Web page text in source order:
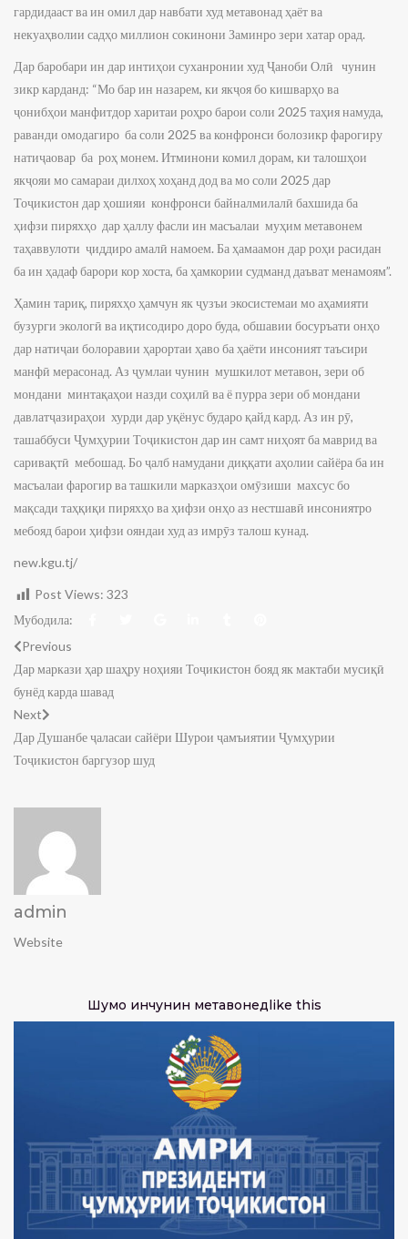
гардидааст ва ин омил дар навбати худ метавонад ҳаёт ва
некуаҳволии садҳо миллион сокинони Заминро зери хатар орад.
Дар баробари ин дар интиҳои суханронии худ Ҷаноби Олӣ чунин
зикр карданд: “Мо бар ин назарем, ки якҷоя бо кишварҳо ва
ҷонибҳои манфитдор харитаи роҳро барои соли 2025 таҳия намуда,
раванди омодагиро ба соли 2025 ва конфронси болозикр фарогиру
натиҷаовар ба роҳ монем. Итминони комил дорам, ки талошҳои
якҷояи мо самараи дилхоҳ хоҳанд дод ва мо соли 2025 дар
Тоҷикистон дар ҳошияи конфронси байналмилалӣ бахшида ба
ҳифзи пиряхҳо дар ҳаллу фасли ин масъалаи муҳим метавонем
таҳаввулоти ҷиддиро амалӣ намоем. Ба ҳамаамон дар роҳи расидан
ба ин ҳадаф барори кор хоста, ба ҳамкории судманд даъват менамоям”.
Ҳамин тариқ, пиряхҳо ҳамчун як ҷузъи экосистемаи мо аҳамияти
бузурги экологӣ ва иқтисодиро доро буда, обшавии босуръати онҳо
дар натиҷаи болоравии ҳарортаи ҳаво ба ҳаёти инсоният таъсири
манфӣ мерасонад. Аз ҷумлаи чунин мушкилот метавон, зери об
мондани минтақаҳои назди соҳилӣ ва ё пурра зери об мондани
давлатҷазираҳои хурди дар уқёнус бударо қайд кард. Аз ин рӯ,
ташаббуси Ҷумҳурии Тоҷикистон дар ин самт ниҳоят ба маврид ва
саривақтӣ мебошад. Бо ҷалб намудани диққати аҳолии сайёра ба ин
масъалаи фарогир ва ташкили марказҳои омӯзиши махсус бо
мақсади таҳқиқи пиряхҳо ва ҳифзи онҳо аз нестшавӣ инсониятро
мебояд барои ҳифзи ояндаи худ аз имрӯз талош кунад.
new.kgu.tj/
Post Views: 323
Мубодила:
Previous
Дар маркази ҳар шаҳру ноҳияи Тоҷикистон бояд як мактаби мусиқӣ
бунёд карда шавад
Next
Дар Душанбе ҷаласаи сайёри Шурои ҷамъиятии Ҷумҳурии
Тоҷикистон баргузор шуд
admin
Website
Шумо инчунин метавонед like this